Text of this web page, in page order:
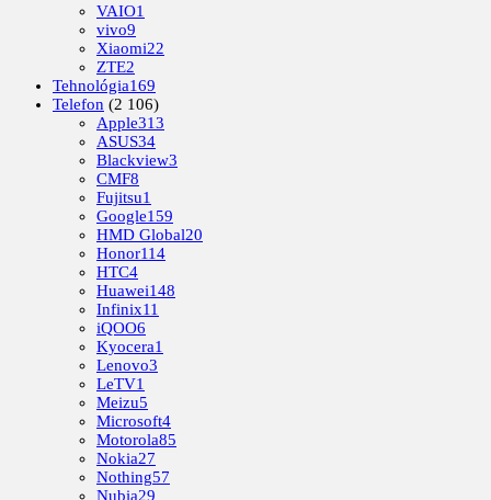
VAIO1
vivo9
Xiaomi22
ZTE2
Tehnológia169
Telefon (2 106)
Apple313
ASUS34
Blackview3
CMF8
Fujitsu1
Google159
HMD Global20
Honor114
HTC4
Huawei148
Infinix11
iQOO6
Kyocera1
Lenovo3
LeTV1
Meizu5
Microsoft4
Motorola85
Nokia27
Nothing57
Nubia29